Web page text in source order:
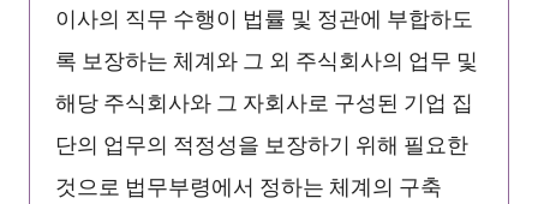
이사의 직무 수행이 법률 및 정관에 부합하도
록 보장하는 체계와 그 외 주식회사의 업무 및
해당 주식회사와 그 자회사로 구성된 기업 집
단의 업무의 적정성을 보장하기 위해 필요한
것으로 법무부령에서 정하는 체계의 구축